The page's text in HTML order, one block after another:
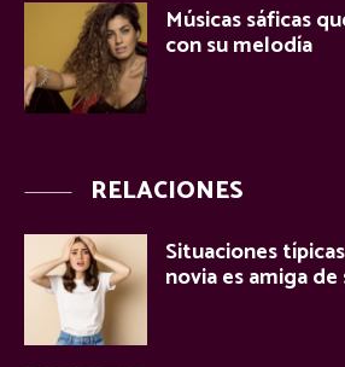
Músicas sáficas
con su melodía
RELACIONES
Situaciones
novia es amiga de